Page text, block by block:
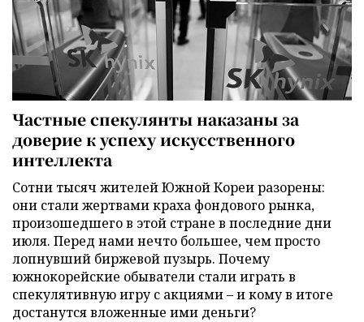
Частные спекулянты наказаны за
доверие к успеху искусственного
интеллекта
Сотни тысяч жителей Южной Кореи разорены:
они стали жертвами краха фондового рынка,
произошедшего в этой стране в последние дни
июля. Перед нами нечто большее, чем просто
лопнувший биржевой пузырь. Почему
южнокорейские обыватели стали играть в
спекулятивную игру с акциями – и кому в итоге
достанутся вложенные ими деньги?